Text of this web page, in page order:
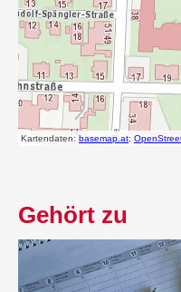
Gehört zu